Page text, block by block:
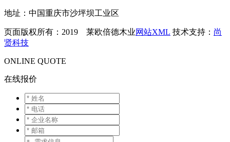
地址：中国重庆市沙坪坝工业区
页面版权所有：2019 莱欧倍德木业网站XML 技术支持： 尚
贤科技
ONLINE QUOTE
在线报价